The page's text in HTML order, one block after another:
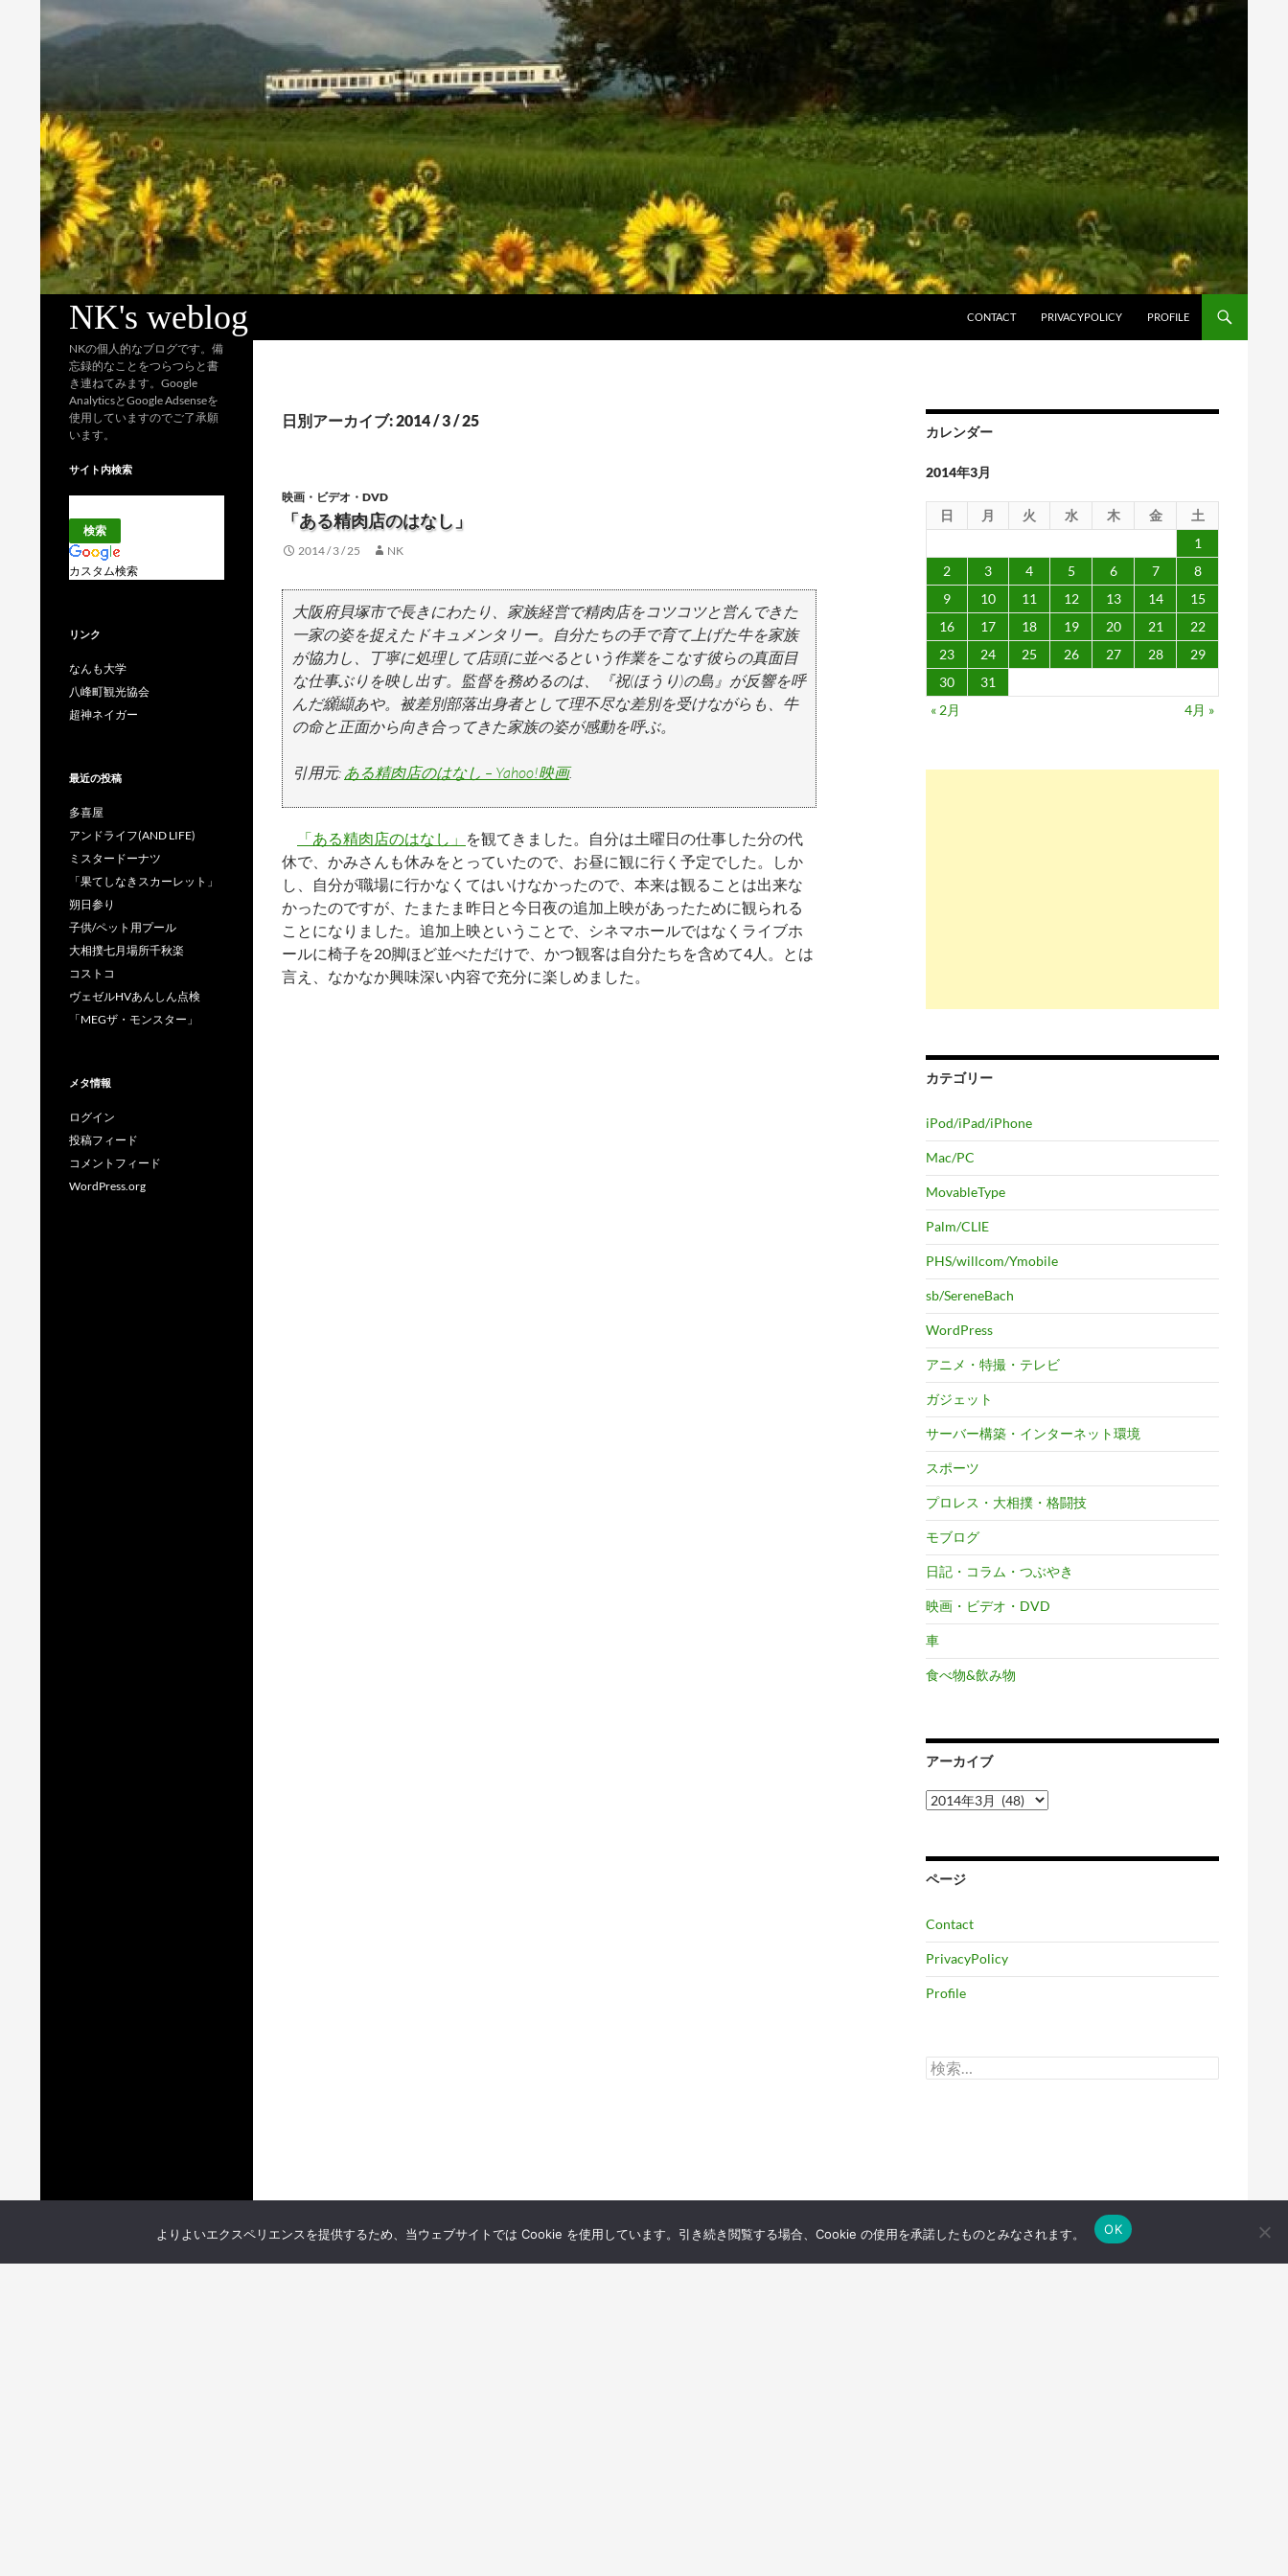
NK's weblog
CONTACT
PRIVACYPOLICY PROFILE
日別アーカイブ: 2014 / 3 / 25
映画・ビデオ・DVD
「ある精肉店のはなし」
2014 / 3 / 25 NK
大阪府貝塚市で長きにわたり、家族経営で精肉店をコツコツと営んできた
一家の姿を捉えたドキュメンタリー。自分たちの手で育て上げた牛を家族
が協力し、丁寧に処理して店頭に並べるという作業をこなす彼らの真面目
な仕事ぶりを映し出す。監督を務めるのは、『祝(ほうり)の島』が反響を呼
んだ纐纈あや。被差別部落出身者として理不尽な差別を受けながらも、牛
の命と正面から向き合ってきた家族の姿が感動を呼ぶ。
引用元: ある精肉店のはなし – Yahoo!映画.
「ある精肉店のはなし」 を観てきました。自分は土曜日の仕事した分の代
休で、かみさんも休みをとっていたので、お昼に観に行く予定でした。しか
し、自分が職場に行かなくてはいけなかったので、本来は観ることは出来な
かったのですが、たまたま昨日と今日夜の追加上映があったために観られる
ことになりました。追加上映ということで、シネマホールではなくライブホ
ールに椅子を20脚ほど並べただけで、かつ観客は自分たちを含めて4人。とは
言え、なかなか興味深い内容で充分に楽しめました。
カレンダー
2014年3月
日 月 火 水 木 金
土
1
2
3 4 5 6 7
8
9
10 11 12 13 14
15
16
17 18 19 20 21
22
23
24 25 26 27 28
29
30
31
« 2月
4月 »
カテゴリー
iPod/iPad/iPhone
Mac/PC
MovableType
Palm/CLIE
PHS/willcom/Ymobile
sb/SereneBach
WordPress
アニメ・特撮・テレビ
ガジェット
サーバー構築・インターネット環境
スポーツ
プロレス・大相撲・格闘技
モブログ
日記・コラム・つぶやき
映画・ビデオ・DVD
車
食べ物&飲み物
アーカイブ
ア
ー
ブ
ページ
Contact
PrivacyPolicy
Profile
検
索:
NKの個人的なブログです。備
忘録的なことをつらつらと書
き連ねてみます。Google
AnalyticsとGoogle Adsenseを
使用していますのでご了承願
います。
サイト内検索
カスタム検索
リンク
なんも大学
八峰町観光協会
超神ネイガー
最近の投稿
多喜屋
アンドライフ(AND LIFE)
ミスタードーナツ
「果てしなきスカーレット」
朔日参り
子供/ペット用プール
大相撲七月場所千秋楽
コストコ
ヴェゼルHVあんしん点検
「MEGザ・モンスター」
メタ情報
ログイン
投稿フィード
コメントフィード
WordPress.org
よりよいエクスペリエンスを提供するため、当ウェブサイトでは Cookie を使用しています。引き続き閲覧する場合、Cookie の使用を承諾したものとみなされます。 OK